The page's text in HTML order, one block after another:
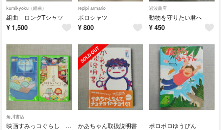
kumikyoku（組曲）
組曲 ロングTシャツ
¥ 1,500
repipi armario
ポロシャツ
¥ 800
岩波書店
動物を守りたい君へ
¥ 450
角川書店
映画すみっコぐらし 2冊 かあちゃん取扱説明書 ポロポロゆうびん